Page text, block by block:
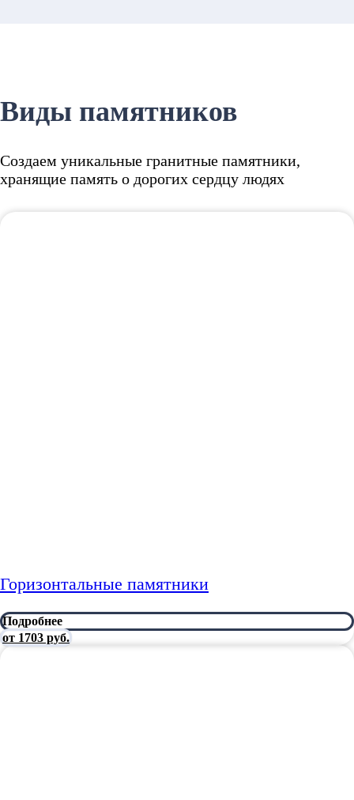
Виды памятников
Создаем уникальные гранитные памятники,
хранящие память о дорогих сердцу людях
Горизонтальные памятники
Подробнее
от 1703 руб.